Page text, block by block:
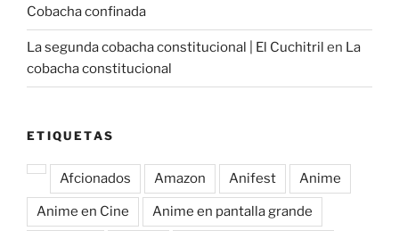
Cobacha confinada
La segunda cobacha constitucional | El Cuchitril en La
cobacha constitucional
ETIQUETAS
Afcionados Amazon Anifest Anime
Anime en Cine Anime en pantalla grande